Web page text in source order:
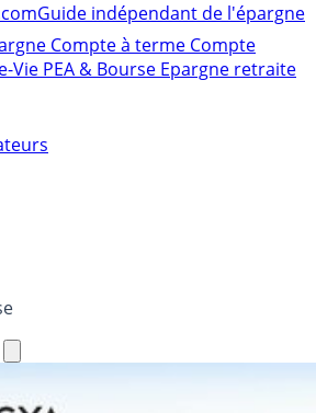
Guide indépendant de l'épargne
Compte à terme Compte
Vie PEA & Bourse Epargne retraite